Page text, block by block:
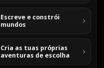
Escreve e constrói
mundos
Cria as tuas próprias
aventuras de escolha